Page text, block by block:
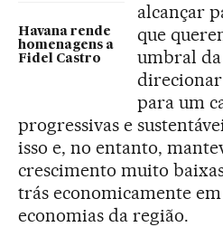
Havana rende
homenagens a
Fidel Castro
alcançar
que
umbral
direcionar
para um
progressivas e
isso e, no entanto,
crescimento muito
trás economicamente
economias da região.